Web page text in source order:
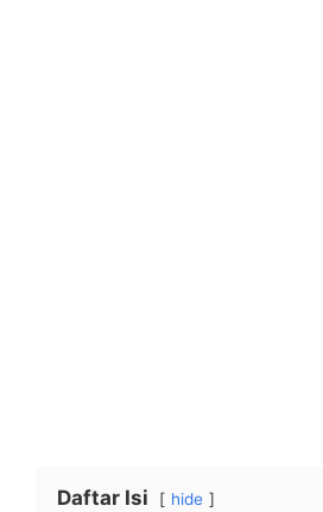
Daftar Isi hide